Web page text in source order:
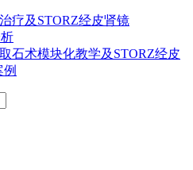
疗及STORZ经皮肾镜
石术模块化教学及STORZ经皮